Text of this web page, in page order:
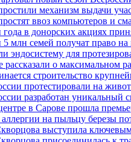
механизм выдачи
ввоз компьютеров и
в донорских акциях
млн семей получат право
эндосистему для
о максимальном
строительство
протестировали на
разработан уникальный
в Сарове прошла
на пыльцу березы
выступила